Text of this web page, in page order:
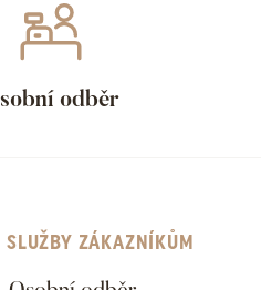
odběr
SLUŽBY ZÁKAZNÍKŮM